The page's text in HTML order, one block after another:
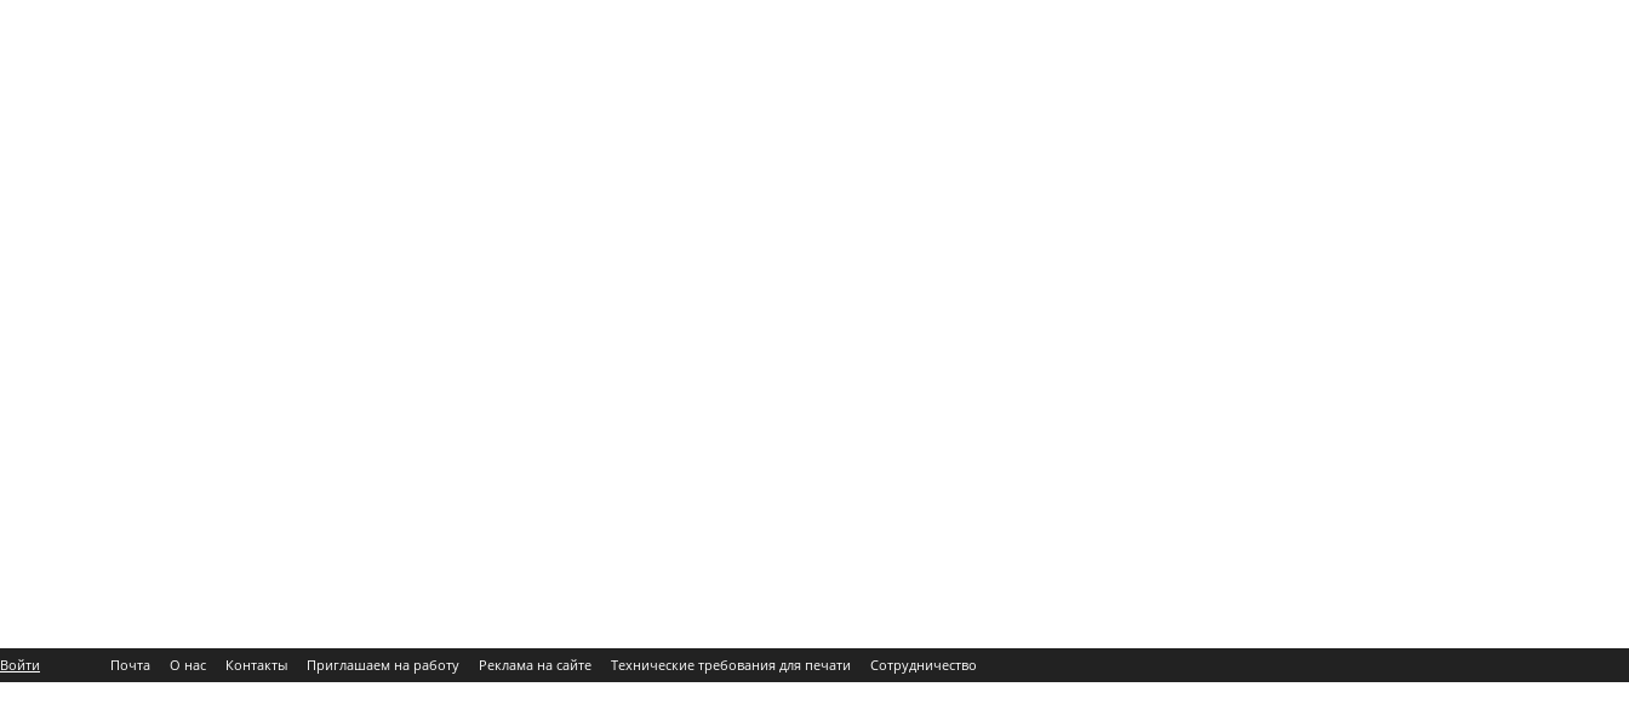
Войти Почта О нас Контакты Приглашаем на работу Реклама на сайте Технические требования для печати Сотрудничество